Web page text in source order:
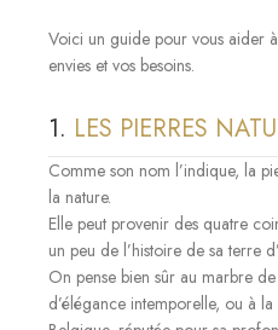
Voici un guide pour vous aider
envies et vos besoins.
1. LES PIERRES
Comme son nom l’indique, la
la nature.
Elle peut provenir des quatre
un peu de l’histoire de sa terre
On pense bien sûr au marbre
d’élégance intemporelle, ou à